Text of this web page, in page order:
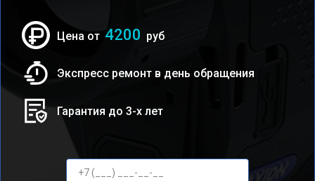
Цена от 4200 руб
Экспресс ремонт в день обращения
Гарантия до 3-х лет